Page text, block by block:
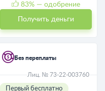
83% — одобрение
Получить деньги
Без переплаты
Лиц. № 73-22-003760
Первый бесплатно